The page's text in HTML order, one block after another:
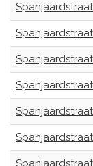
Spanjaardstraat
Spanjaardstraat
Spanjaardstraat
Spanjaardstraat
Spanjaardstraat
Spanjaardstraat
Spanjaardstraat